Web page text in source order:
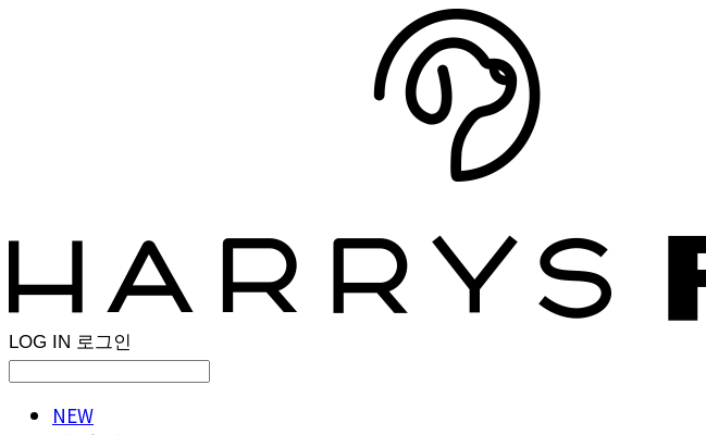
LOG IN 로그인
NEW